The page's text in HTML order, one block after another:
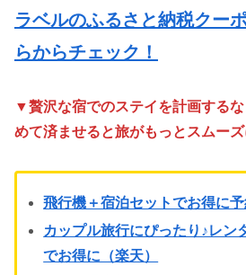
ラベルのふるさと納税クー
らからチェック！
▼贅沢な宿でのステイを計画する
めて済ませると旅がもっとスムー
飛行機＋宿泊セットでお得に予
カップル旅行にぴったり♪レン
でお得に（楽天）